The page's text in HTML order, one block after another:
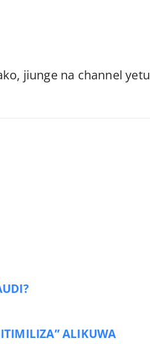
jiunge na channel yetu
ALIKUWA